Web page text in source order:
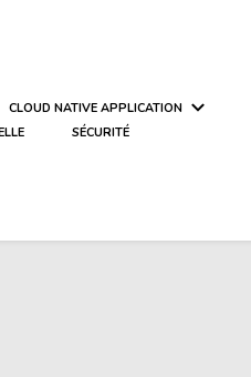
CLOUD NATIVE APPLICATION
SÉCURITÉ